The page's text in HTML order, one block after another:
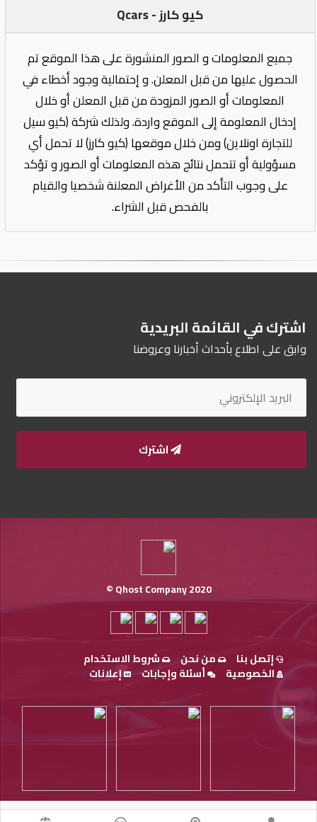
كيو كارز - Qcars
جميع المعلومات و الصور المنشورة على هذا الموقع تم
الحصول عليها من قبل المعلن. و إحتمالية وجود أخطاء في
المعلومات أو الصور المزودة من قبل المعلن أو خلال
إدخال المعلومة إلى الموقع واردة. ولذلك شركة (كيو سيل
للتجارة اونلاين) ومن خلال موقعها (كيو كارز) لا تحمل أي
مسؤولية أو تتحمل نتائج هذه المعلومات أو الصور و تؤكد
على وجوب التأكد من الأغراض المعلنة شخصيا والقيام
بالفحص قبل الشراء.
اشترك في القائمة البريدية
وابق على اطلاع بأحداث أخبارنا وعروضنا
اشترك
Qhost Company 2020 ©
إتصل بنا من نحن
شروط الاستخدام
الخصوصية
أسئلة وإجابات إعلانات